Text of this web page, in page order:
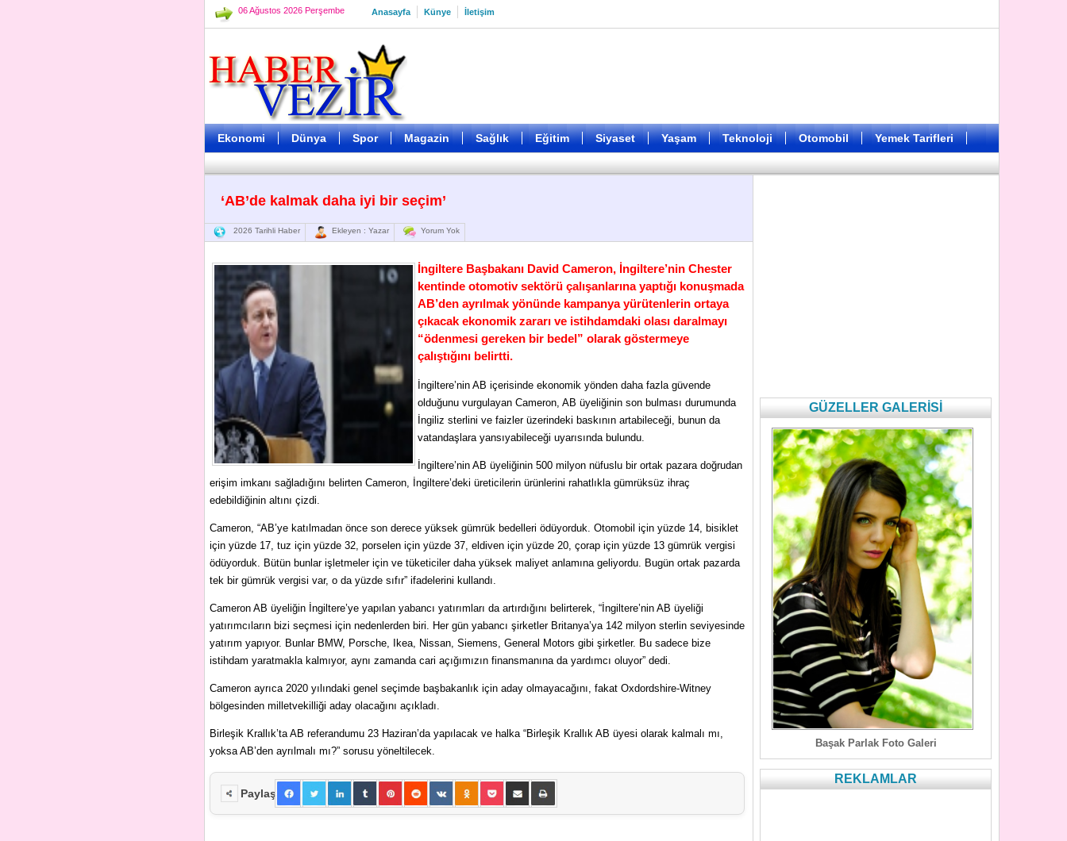
06 Ağustos 2026 Perşembe Anasayfa Künye İletişim
Ekonomi Dünya Spor Magazin Sağlık Eğitim Siyaset Yaşam Teknoloji Otomobil Yemek Tarifleri
‘AB’de kalmak daha iyi bir seçim’
2026 Tarihli Haber Ekleyen : Yazar Yorum Yok
İngiltere Başbakanı David Cameron, İngiltere’nin Chester
kentinde otomotiv sektörü çalışanlarına yaptığı konuşmada
AB’den ayrılmak yönünde kampanya yürütenlerin ortaya
çıkacak ekonomik zararı ve istihdamdaki olası daralmayı
“ödenmesi gereken bir bedel” olarak göstermeye
çalıştığını belirtti.
İngiltere’nin AB içerisinde ekonomik yönden daha fazla güvende
olduğunu vurgulayan Cameron, AB üyeliğinin son bulması durumunda
İngiliz sterlini ve faizler üzerindeki baskının artabileceği, bunun da
vatandaşlara yansıyabileceği uyarısında bulundu.
İngiltere’nin AB üyeliğinin 500 milyon nüfuslu bir ortak pazara doğrudan
erişim imkanı sağladığını belirten Cameron, İngiltere’deki üreticilerin ürünlerini rahatlıkla gümrüksüz ihraç
edebildiğinin altını çizdi.
Cameron, “AB’ye katılmadan önce son derece yüksek gümrük bedelleri ödüyorduk. Otomobil için yüzde 14, bisiklet
için yüzde 17, tuz için yüzde 32, porselen için yüzde 37, eldiven için yüzde 20, çorap için yüzde 13 gümrük vergisi
ödüyorduk. Bütün bunlar işletmeler için ve tüketiciler daha yüksek maliyet anlamına geliyordu. Bugün ortak pazarda
tek bir gümrük vergisi var, o da yüzde sıfır” ifadelerini kullandı.
Cameron AB üyeliğin İngiltere’ye yapılan yabancı yatırımları da artırdığını belirterek, “İngiltere’nin AB üyeliği
yatırımcıların bizi seçmesi için nedenlerden biri. Her gün yabancı şirketler Britanya’ya 142 milyon sterlin seviyesinde
yatırım yapıyor. Bunlar BMW, Porsche, Ikea, Nissan, Siemens, General Motors gibi şirketler. Bu sadece bize
istihdam yaratmakla kalmıyor, aynı zamanda cari açığımızın finansmanına da yardımcı oluyor” dedi.
Cameron ayrıca 2020 yılındaki genel seçimde başbakanlık için aday olmayacağını, fakat Oxdordshire-Witney
bölgesinden milletvekilliği aday olacağını açıkladı.
Birleşik Krallık’ta AB referandumu 23 Haziran’da yapılacak ve halka “Birleşik Krallık AB üyesi olarak kalmalı mı,
yoksa AB’den ayrılmalı mı?” sorusu yöneltilecek.
Paylaş
GÜZELLER GALERİSİ
Başak Parlak Foto Galeri
REKLAMLAR